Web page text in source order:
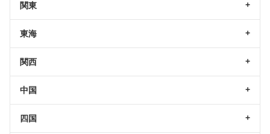
関東
東海
関西
中国
四国